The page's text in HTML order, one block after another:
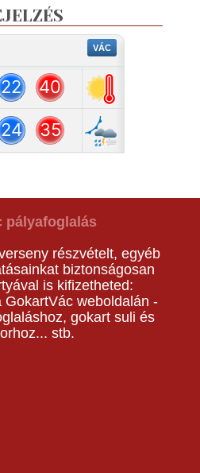
részvételt, egyéb
biztonságosan
is kifizetheted: